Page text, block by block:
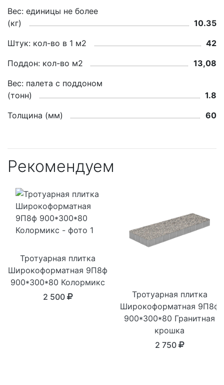
Вес: единицы не более
(кг)
10.35
Штук: кол-во в 1 м2
42
Поддон: кол-во м2
13,08
Вес: палета с поддоном
(тонн)
1.8
Толщина (мм)
60
Рекомендуем
Тротуарная плитка
Широкоформатная 9П8ф
900*300*80 Колормикс
2 500
Тротуарная плитка
Широкоформатная 9П8ф
900*300*80 Гранитная
крошка
2 750